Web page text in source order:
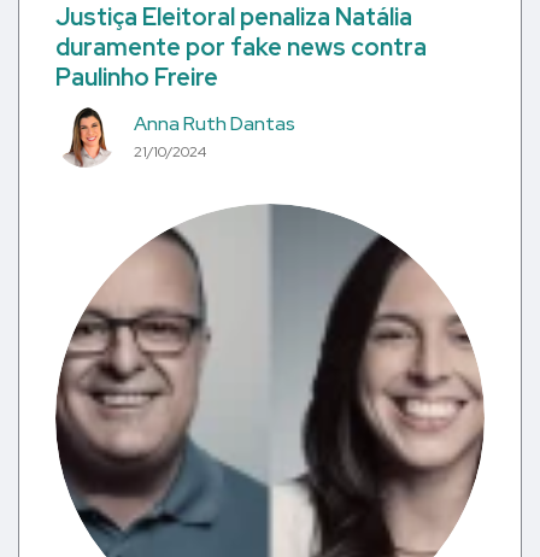
Justiça Eleitoral penaliza Natália
duramente por fake news contra
Paulinho Freire
Anna Ruth Dantas
21/10/2024